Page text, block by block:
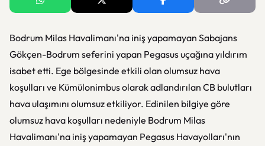
Bodrum Milas Havalimanı'na iniş yapamayan Sabajans
Gökçen-Bodrum seferini yapan Pegasus uçağına yıldırım
isabet etti. Ege bölgesinde etkili olan olumsuz hava
koşulları ve Kümülonimbus olarak adlandırılan CB bulutları
hava ulaşımını olumsuz etkiliyor. Edinilen bilgiye göre
olumsuz hava koşulları nedeniyle Bodrum Milas
Havalimanı'na iniş yapamayan Pegasus Havayolları'nın